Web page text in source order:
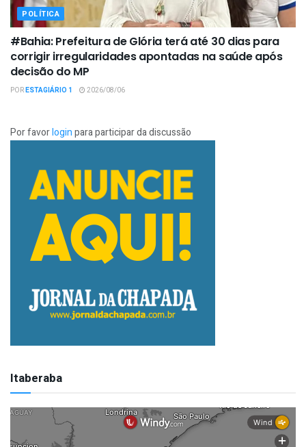
POLÍTICA
#Bahia: Prefeitura de Glória terá até 30 dias para
corrigir irregularidades apontadas na saúde após
decisão do MP
PORESTAGIÁRIO 1 2026/08/06
Por favorloginpara participar da discussão
Itaberaba